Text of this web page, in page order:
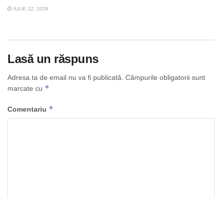
IULIE 22, 2026
Lasă un răspuns
Adresa ta de email nu va fi publicată. Câmpurile obligatorii sunt
marcate cu *
Comentariu *